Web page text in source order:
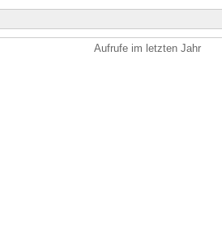
Aufrufe im letzten Jahr